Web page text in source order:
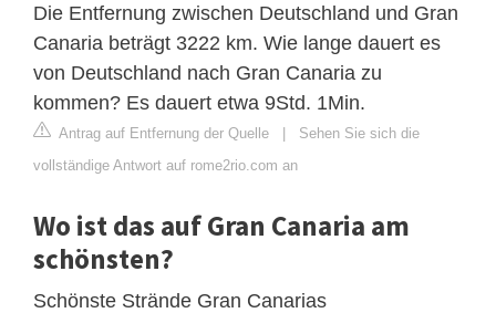
Die Entfernung zwischen Deutschland und Gran
Canaria beträgt 3222 km. Wie lange dauert es
von Deutschland nach Gran Canaria zu
kommen? Es dauert etwa 9Std. 1Min.
Antrag auf Entfernung der Quelle | Sehen Sie sich die
vollständige Antwort auf rome2rio.com an
Wo ist das auf Gran Canaria am
schönsten?
Schönste Strände Gran Canarias